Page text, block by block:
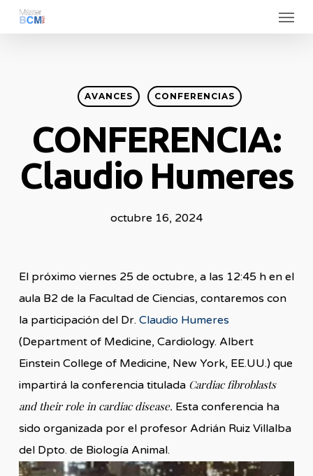
Skip
Menu
AVANCES CONFERENCIAS
CONFERENCIA:
Claudio Humeres
octubre 16, 2024
El próximo viernes 25 de octubre, a las 12:45 h en el
aula B2 de la Facultad de Ciencias, contaremos con
la participación del Dr. Claudio Humeres
(Department of Medicine, Cardiology. Albert
Einstein College of Medicine, New York, EE.UU.) que
impartirá la conferencia titulada Cardiac fibroblasts
and their role in cardiac disease. Esta conferencia ha
sido organizada por el profesor Adrián Ruiz Villalba
del Dpto. de Biología Animal.